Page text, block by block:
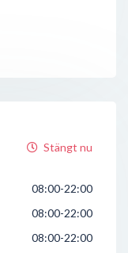
Stängt nu
08:00-22:00
08:00-22:00
08:00-22:00